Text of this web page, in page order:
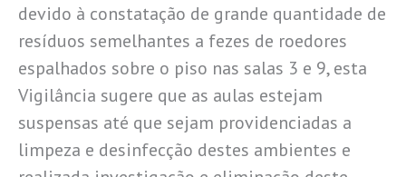
devido à constatação de grande quantidade de
resíduos semelhantes a fezes de roedores
espalhados sobre o piso nas salas 3 e 9, esta
Vigilância sugere que as aulas estejam
suspensas até que sejam providenciadas a
limpeza e desinfecção destes ambientes e